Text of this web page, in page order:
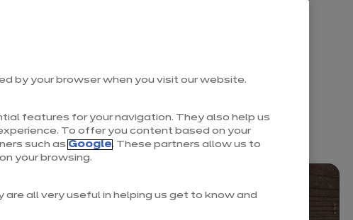
manquez de temps ? Ce ne sont pas des
En effet, que vous manquiez d’œuf pour
disposiez de seulement 3 minutes pour
ces 3 recettes faciles et rapides pour un
by your browser when you visit our website.
features for your navigation. They also help us
To offer you content based on your
such as Google. These partners allow us to
your browsing.
all very useful in helping us get to know and